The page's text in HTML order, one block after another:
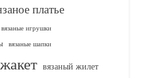
платье
вязаные игрушки
вязаные шапки
вязаный жилет